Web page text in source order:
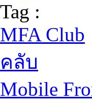
Tag :
MFA Club
คลับ
Mobile